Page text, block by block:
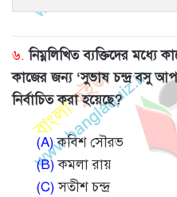
৬. নিম্নলিখিত ব্যক্তিদের মধ্যে
কাজের জন্য ‘সুভাষ চন্দ্র বসু
নির্বাচিত করা হয়েছে?
(A)কবিশ সৌরভ
(B)কমলা রায়
(C)সতীশ চন্দ্র